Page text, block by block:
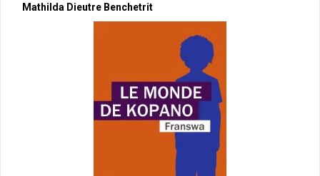
Mathilda Dieutre Benchetrit